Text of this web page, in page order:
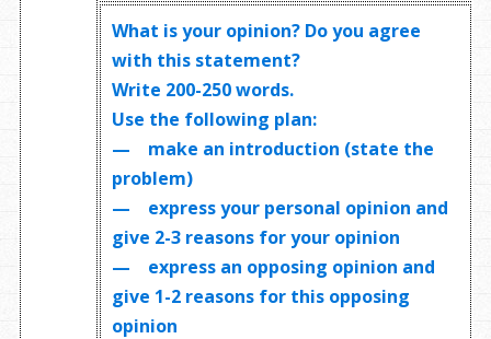
What is your opinion? Do you agree
with this statement?
Write 200-250 words.
Use the following plan:
— make an introduction (state the
problem)
— express your personal opinion and
give 2-3 reasons for your opinion
— express an opposing opinion and
give 1-2 reasons for this opposing
opinion